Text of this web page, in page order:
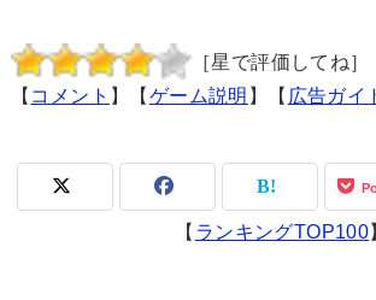
［星で評価してね］
【 コメント 】【 ゲーム説明 】【 広告ガイ
【 ランキングTOP100